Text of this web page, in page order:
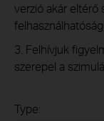
verzió akár eltérő
3. Felhívjuk
szerepel a
Type: